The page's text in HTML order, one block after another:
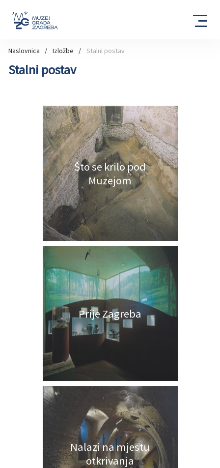
Naslovnica Izložbe Stalni postav
Stalni postav
Što se krilo pod
Muzejom
Prije Zagreba
Nalazi na mjestu
otkrivanja